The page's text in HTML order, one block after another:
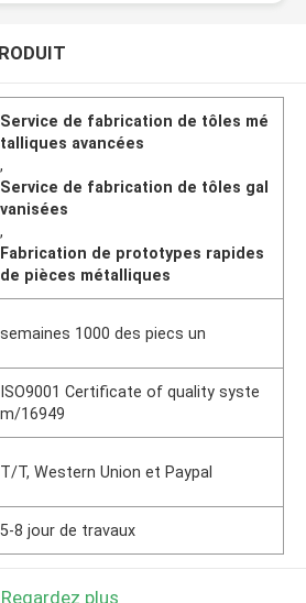
Service de fabrication de tôles mé
talliques avancées
,
Service de fabrication de tôles gal
vanisées
,
Fabrication de prototypes rapides
de pièces métalliques
semaines 1000 des piecs un
ISO9001 Certificate of quality syste
m/16949
T/T, Western Union et Paypal
5-8 jour de travaux
Regardez plus